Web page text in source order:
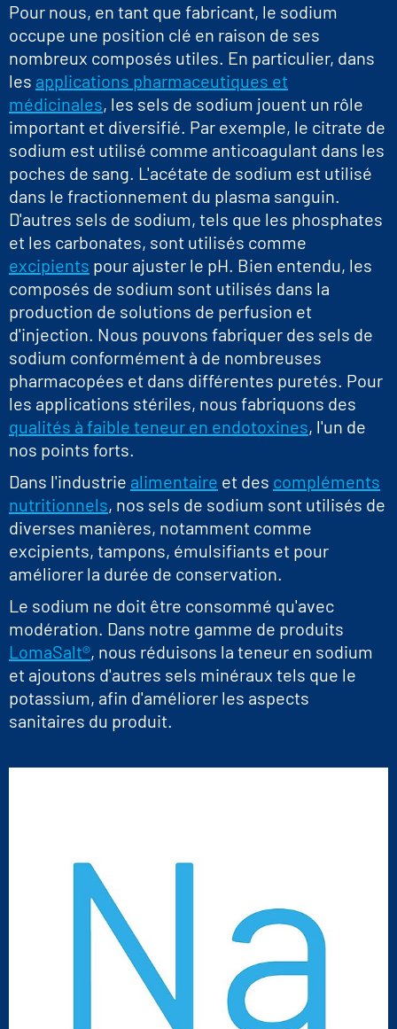
Pour nous, en tant que fabricant, le sodium
occupe une position clé en raison de ses
nombreux composés utiles. En particulier, dans
les applications pharmaceutiques et
médicinales, les sels de sodium jouent un rôle
important et diversifié. Par exemple, le citrate de
sodium est utilisé comme anticoagulant dans les
poches de sang. L'acétate de sodium est utilisé
dans le fractionnement du plasma sanguin.
D'autres sels de sodium, tels que les phosphates
et les carbonates, sont utilisés comme
excipients pour ajuster le pH. Bien entendu, les
composés de sodium sont utilisés dans la
production de solutions de perfusion et
d'injection. Nous pouvons fabriquer des sels de
sodium conformément à de nombreuses
pharmacopées et dans différentes puretés. Pour
les applications stériles, nous fabriquons des
qualités à faible teneur en endotoxines, l'un de
nos points forts.
Dans l'industrie alimentaire et des compléments
nutritionnels, nos sels de sodium sont utilisés de
diverses manières, notamment comme
excipients, tampons, émulsifiants et pour
améliorer la durée de conservation.
Le sodium ne doit être consommé qu'avec
modération. Dans notre gamme de produits
LomaSalt®, nous réduisons la teneur en sodium
et ajoutons d'autres sels minéraux tels que le
potassium, afin d'améliorer les aspects
sanitaires du produit.